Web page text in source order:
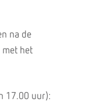
na de
met het
17.00 uur):